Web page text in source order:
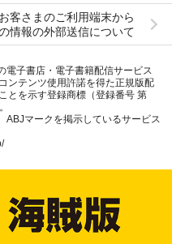
お客さまのご利用端末から
情報の外部送信について
電子書店・電子書籍配信サービス
ンテンツ使用許諾を得た正規版配
とを示す登録商標（登録番号 第
ABJマークを掲示しているサービス